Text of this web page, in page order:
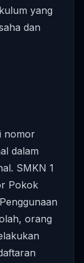
yang
dan
nomor
dalam
SMKN 1
Pokok
orang